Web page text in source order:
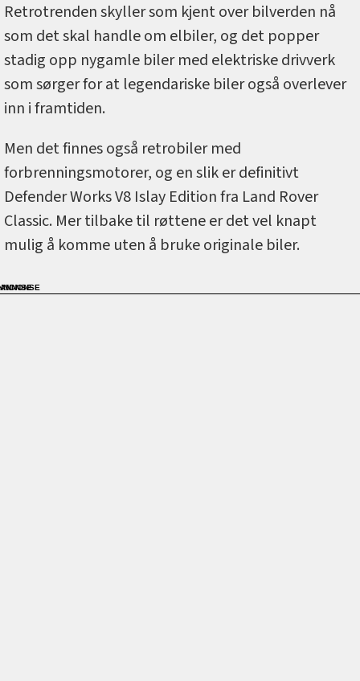
Retrotrenden skyller som kjent over bilverden nå
som det skal handle om elbiler, og det popper
stadig opp nygamle biler med elektriske drivverk
som sørger for at legendariske biler også overlever
inn i framtiden.
Men det finnes også retrobiler med
forbrenningsmotorer, og en slik er definitivt
Defender Works V8 Islay Edition fra Land Rover
Classic. Mer tilbake til røttene er det vel knapt
mulig å komme uten å bruke originale biler.